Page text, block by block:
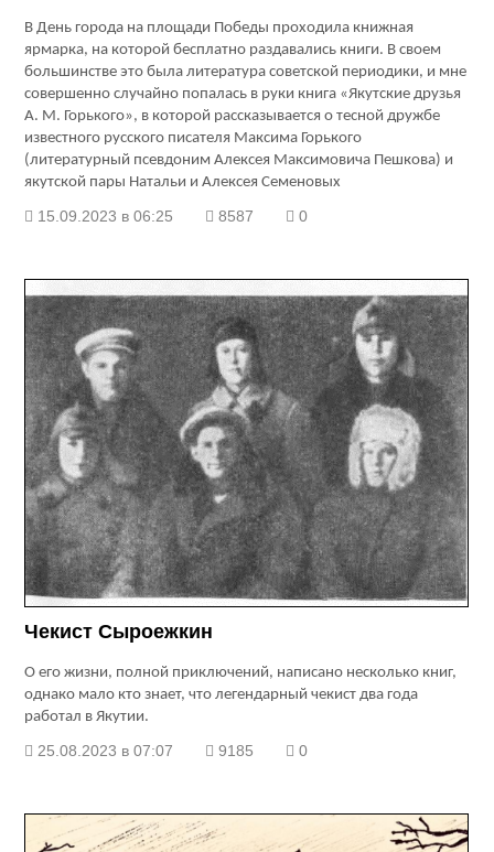
В День города на площади Победы проходила книжная
ярмарка, на которой бесплатно раздавались книги. В своем
большинстве это была литература советской периодики, и мне
совершенно случайно попалась в руки книга «Якутские друзья
А. М. Горького», в которой рассказывается о тесной дружбе
известного русского писателя Максима Горького
(литературный псевдоним Алексея Максимовича Пешкова) и
якутской пары Натальи и Алексея Семеновых
15.09.2023 в 06:25 8587 0
Чекист Сыроежкин
О его жизни, полной приключений, написано несколько книг,
однако мало кто знает, что легендарный чекист два года
работал в Якутии.
25.08.2023 в 07:07 9185 0